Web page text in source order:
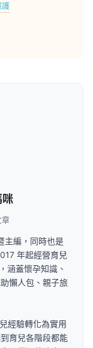
護
咪
主編，同時也是
年起經營育兒
涵蓋懷孕知識、
懶人包、親子旅
經驗轉化為實用
育兒各階段都能